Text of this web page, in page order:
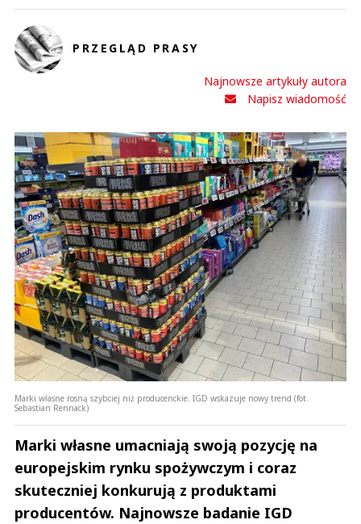
PRZEGLĄD PRASY
Najnowsze artykuły autora
Napisz wiadomość
Marki własne rosną szybciej niż producenckie. IGD wskazuje nowy trend (fot.
Sebastian Rennack)
Marki własne umacniają swoją pozycję na
europejskim rynku spożywczym i coraz
skuteczniej konkurują z produktami
producentów. Najnowsze badanie IGD